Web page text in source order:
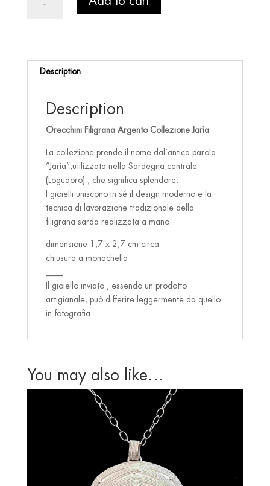
Filigrana
quantity
Description
Description
Orecchini Filigrana Argento Collezione Jarìa
La collezione prende il nome dal’antica parola
”Jarìa”,utilizzata nella Sardegna centrale
(Logudoro) , che significa splendore.
I gioielli uniscono in sé il design moderno e la
tecnica di lavorazione tradizionale della
filigrana sarda realizzata a mano.
dimensione 1,7 x 2,7 cm circa
chiusura a monachella
Il gioiello inviato , essendo un prodotto
artigianale, può differire leggermente da quello
in fotografia.
You may also like…